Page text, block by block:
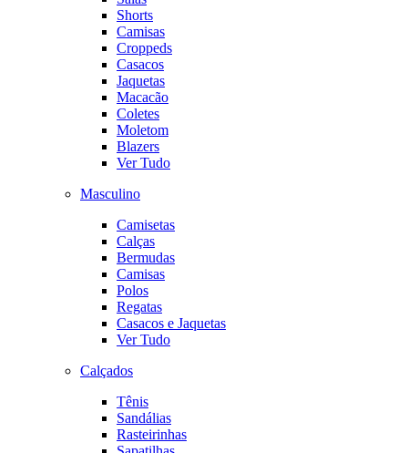
Shorts
Camisas
Croppeds
Casacos
Jaquetas
Macacão
Coletes
Moletom
Blazers
Ver Tudo
Masculino
Camisetas
Calças
Bermudas
Camisas
Polos
Regatas
Casacos e Jaquetas
Ver Tudo
Calçados
Tênis
Sandálias
Rasteirinhas